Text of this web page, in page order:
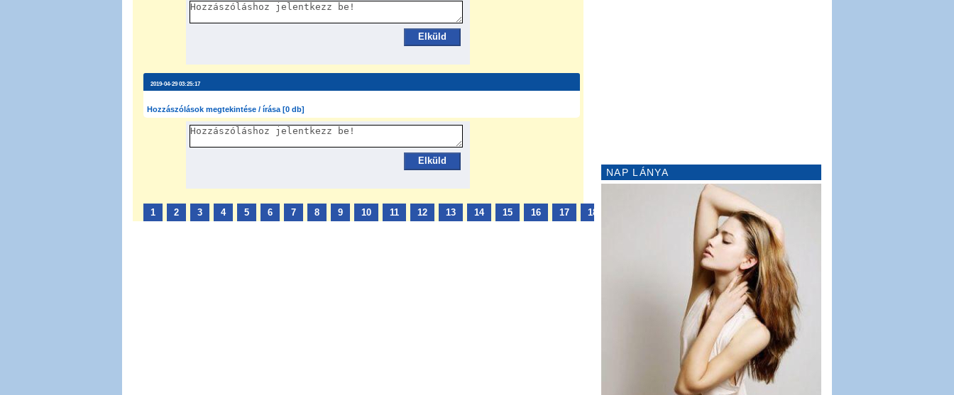
Elküld
2019-04-29 03:25:17
Hozzászólások megtekintése / írása [0 db]
Elküld
1 2 3 4 5 6 7 8 9 10 11 12 13 14 15 16 17 18 23 24
NAP LÁNYA